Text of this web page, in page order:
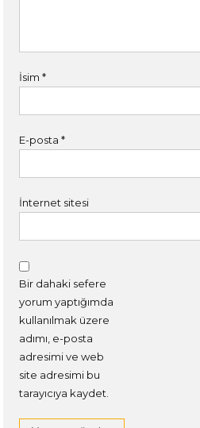
İsim*
E-posta*
İnternet sitesi
Bir dahaki sefere
yorum yaptığımda
kullanılmak üzere
adımı, e-posta
adresimi ve web
site adresimi bu
tarayıcıya kaydet.